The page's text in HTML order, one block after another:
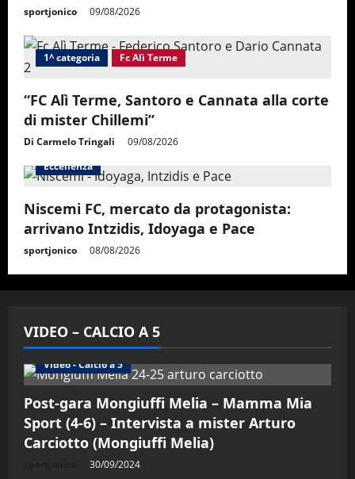
sportjonico 09/08/2026
1^ categoria Fc Alì Terme
“FC Alì Terme, Santoro e Cannata alla corte
di mister Chillemi”
Di Carmelo Tringali
09/08/2026
Eccellenza
Niscemi FC, mercato da protagonista:
arrivano Intzidis, Idoyaga e Pace
sportjonico 08/08/2026
VIDEO – CALCIO A 5
Video - Calcio a 5
Post-gara Mongiuffi Melia – Mamma Mia
Sport (4-6) – Intervista a mister Arturo
Carciotto (Mongiuffi Melia)
30/09/2024